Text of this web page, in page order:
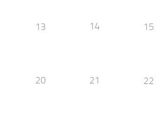
13 14 15
20 21 22